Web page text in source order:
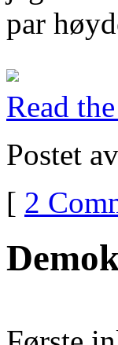
par
Read
Postet
[ 2